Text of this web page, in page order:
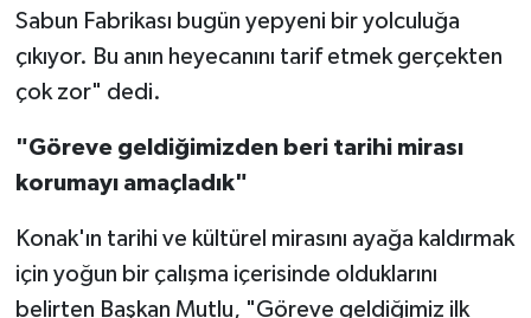
Sabun Fabrikası bugün yepyeni bir yolculuğa
çıkıyor. Bu anın heyecanını tarif etmek gerçekten
çok zor" dedi.
"Göreve geldiğimizden beri tarihi mirası
korumayı amaçladık"
Konak'ın tarihi ve kültürel mirasını ayağa kaldırmak
için yoğun bir çalışma içerisinde olduklarını
belirten Başkan Mutlu, "Göreve geldiğimiz ilk